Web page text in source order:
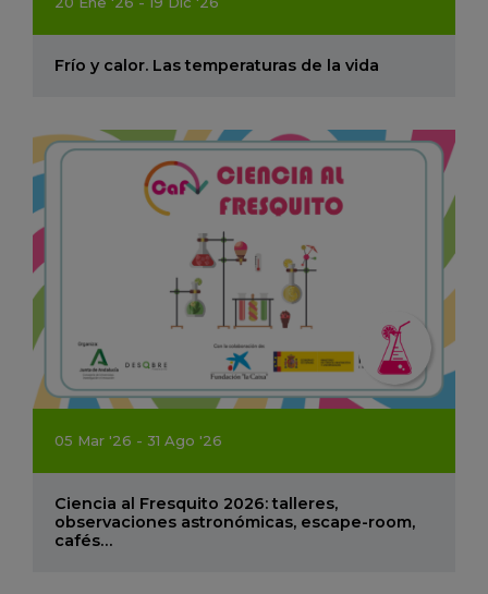
Frío y calor. Las temperaturas de la vida
05 Mar '26 - 31 Ago '26
Ciencia al Fresquito 2026: talleres,
observaciones astronómicas, escape-room,
cafés…